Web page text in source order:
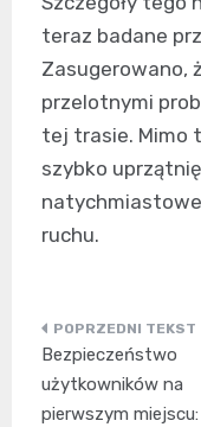
teraz badane
Zasugerowano,
przelotnymi
tej trasie. Mimo
szybko
ruchu.
Nawigacja
wpisu
Bezpieczeństwo
użytkowników na
pierwszym